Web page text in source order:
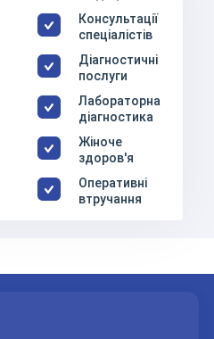
Консультації
спеціалістів
Діагностичні
послуги
Лабораторна
діагностика
Жіноче
здоров'я
Оперативні
втручання